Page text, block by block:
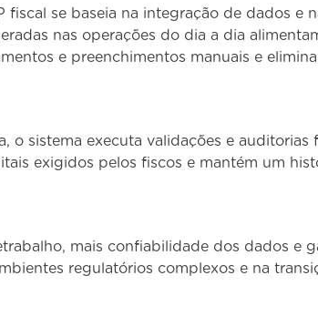
fiscal se baseia na integração de dados e
nas operações do dia a dia
e preenchimentos manuais e
o sistema executa validações e auditorias
exigidos pelos fiscos e mantém um
mais confiabilidade dos dados e
regulatórios complexos e na